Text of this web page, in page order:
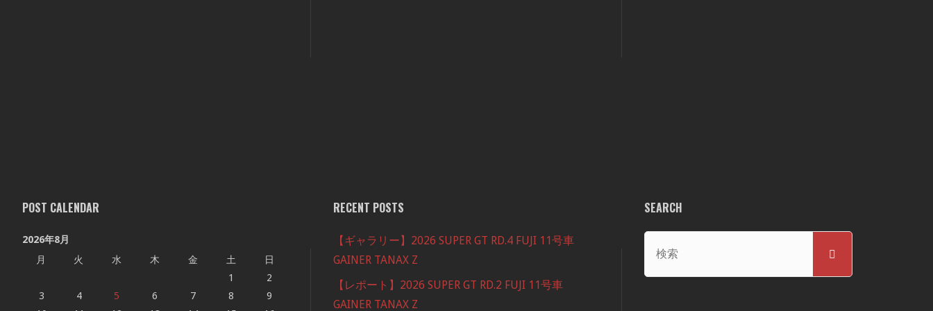
POST CALENDAR
2026年8月
月
火 水 木 金 土
日
1
2
3
4 5 6 7 8
9
RECENT POSTS
【ギャラリー】2026 SUPER GT RD.4 FUJI 11号車
GAINER TANAX Z
【レポート】2026 SUPER GT RD.2 FUJI 11号車
GAINER TANAX Z
SEARCH
対
検